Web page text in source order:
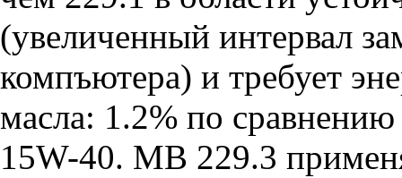
(увеличенный интервал
компъютера) и требует
масла: 1.2% по сравнению
15W-40. MB 229.3